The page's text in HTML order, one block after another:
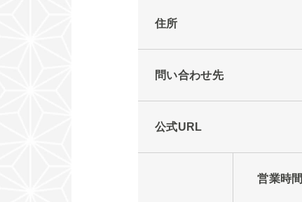
住所
問い合わせ先
公式URL
営業時間